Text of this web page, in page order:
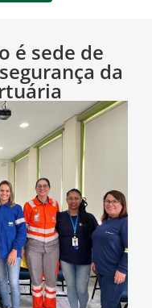
é sede de
da